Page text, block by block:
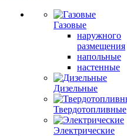
Газовые
наружного
размещения
напольные
настенные
Дизельные
Твердотопливные
Электрические